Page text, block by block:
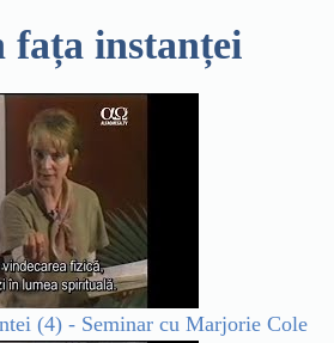
fața instanței
(4) - Seminar cu Marjorie Cole